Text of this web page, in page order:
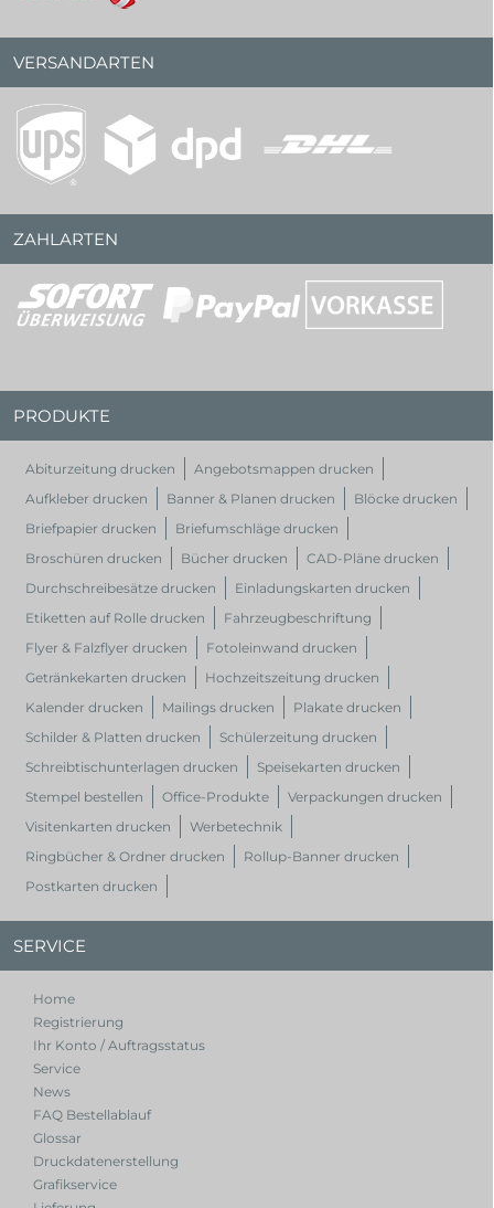
VERSANDARTEN
ZAHLARTEN
PRODUKTE
Abiturzeitung drucken
Angebotsmappen drucken
Aufkleber drucken
Banner & Planen drucken
Blöcke drucken
Briefpapier drucken
Briefumschläge drucken
Broschüren drucken
Bücher drucken
CAD-Pläne drucken
Durchschreibesätze drucken
Einladungskarten drucken
Etiketten auf Rolle drucken
Fahrzeugbeschriftung
Flyer & Falzflyer drucken
Fotoleinwand drucken
Getränkekarten drucken
Hochzeitszeitung drucken
Kalender drucken
Mailings drucken
Plakate drucken
Schilder & Platten drucken
Schülerzeitung drucken
Schreibtischunterlagen drucken
Speisekarten drucken
Stempel bestellen
Office-Produkte
Verpackungen drucken
Visitenkarten drucken
Werbetechnik
Ringbücher & Ordner drucken
Rollup-Banner drucken
Postkarten drucken
SERVICE
Home
Registrierung
Ihr Konto / Auftragsstatus
Service
News
FAQ Bestellablauf
Glossar
Druckdatenerstellung
Grafikservice